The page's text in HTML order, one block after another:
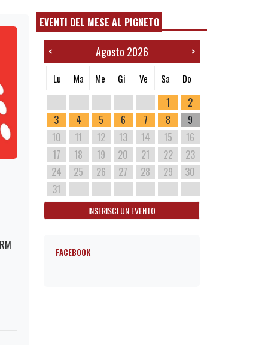
EVENTI DEL MESE AL PIGNETO
< Agosto 2026 >
Lu Ma Me Gi Ve Sa Do
1
2
3
4 5 6 7 8
9
10
11 12 13 14 15
16
17
18 19 20 21 22
23
24
25 26 27 28 29
30
31
INSERISCI UN EVENTO
FACEBOOK